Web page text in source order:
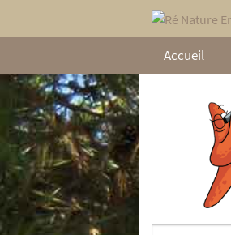
Accueil